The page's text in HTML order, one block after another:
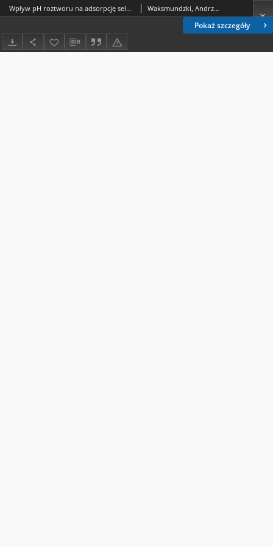
Pokaż szczegóły
Wpływ pH roztworu na adsorpcję selektywną pirydyny i jej metylopochodnych na węglu aktywnym = Vliânie ph rastvora na selektivnuû adsorbciû piridina i ego metiloproishodnyh na aktivnom ugle = Effect of pH of solution on the selective adsorption of pyridine and its methylderivates on the active carbon Waksmundzki, Andrzej (1910-1998).; Ościk, Jarosław (1922-2001).